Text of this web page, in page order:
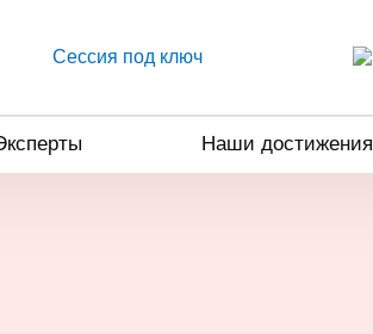
Сессия под ключ
Наши достижения